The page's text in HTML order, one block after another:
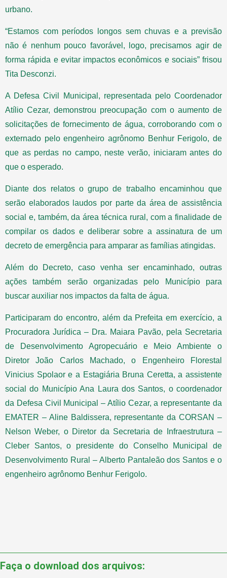
urbano.
“Estamos com períodos longos sem chuvas e a previsão
não é nenhum pouco favorável, logo, precisamos agir de
forma rápida e evitar impactos econômicos e sociais” frisou
Tita Desconzi.
A Defesa Civil Municipal, representada pelo Coordenador
Atílio Cezar, demonstrou preocupação com o aumento de
solicitações de fornecimento de água, corroborando com o
externado pelo engenheiro agrônomo Benhur Ferigolo, de
que as perdas no campo, neste verão, iniciaram antes do
que o esperado.
Diante dos relatos o grupo de trabalho encaminhou que
serão elaborados laudos por parte da área de assistência
social e, também, da área técnica rural, com a finalidade de
compilar os dados e deliberar sobre a assinatura de um
decreto de emergência para amparar as famílias atingidas.
Além do Decreto, caso venha ser encaminhado, outras
ações também serão organizadas pelo Município para
buscar auxiliar nos impactos da falta de água.
Participaram do encontro, além da Prefeita em exercício, a
Procuradora Jurídica – Dra. Maiara Pavão, pela Secretaria
de Desenvolvimento Agropecuário e Meio Ambiente o
Diretor João Carlos Machado, o Engenheiro Florestal
Vinicius Spolaor e a Estagiária Bruna Ceretta, a assistente
social do Município Ana Laura dos Santos, o coordenador
da Defesa Civil Municipal – Atílio Cezar, a representante da
EMATER – Aline Baldissera, representante da CORSAN –
Nelson Weber, o Diretor da Secretaria de Infraestrutura –
Cleber Santos, o presidente do Conselho Municipal de
Desenvolvimento Rural – Alberto Pantaleão dos Santos e o
engenheiro agrônomo Benhur Ferigolo.
Faça o download dos arquivos: